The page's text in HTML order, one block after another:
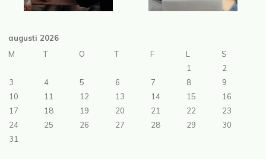
augusti 2026
M
T O T F L
S
1
2
3
4 5 6 7 8
9
10
11 12 13 14 15
16
17
18 19 20 21 22
23
24
25 26 27 28 29
30
31